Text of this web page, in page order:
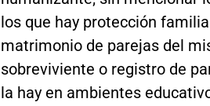
los que hay protección
matrimonio de parejas del
sobreviviente o registro de
la hay en ambientes